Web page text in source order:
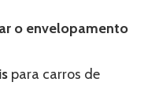
o envelopamento
para carros de